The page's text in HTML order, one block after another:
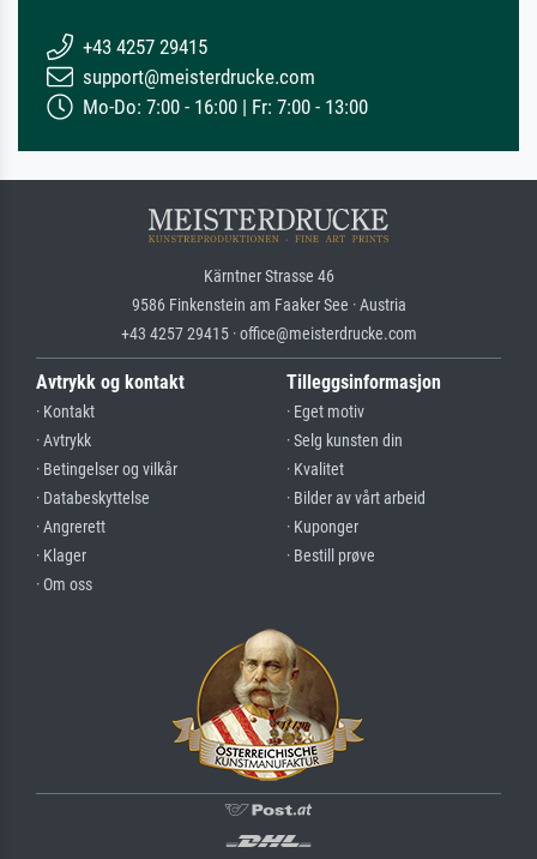
+43 4257 29415
support@meisterdrucke.com
Mo-Do: 7:00 - 16:00 | Fr: 7:00 - 13:00
Kärntner Strasse 46
9586 Finkenstein am Faaker See · Austria
+43 4257 29415 · office@meisterdrucke.com
Avtrykk og kontakt
· Kontakt
· Avtrykk
· Betingelser og vilkår
· Databeskyttelse
· Angrerett
· Klager
· Om oss
Tilleggsinformasjon
· Eget motiv
· Selg kunsten din
· Kvalitet
· Bilder av vårt arbeid
· Kuponger
· Bestill prøve